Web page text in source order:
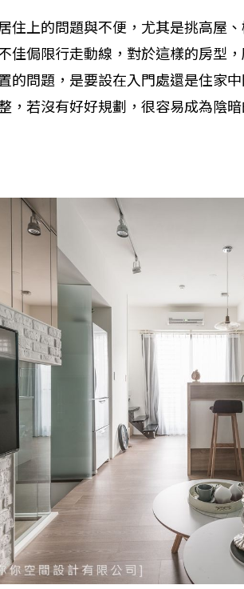
住上的問題與不便，尤其是挑高屋
佳侷限行走動線，對於這樣的房型
的問題，是要設在入門處還是住家
，若沒有好好規劃，很容易成為陰